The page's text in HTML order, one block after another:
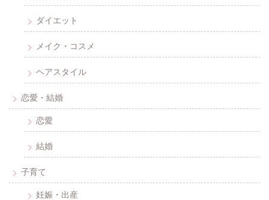
ダイエット
メイク・コスメ
ヘアスタイル
恋愛・結婚
恋愛
結婚
子育て
妊娠・出産